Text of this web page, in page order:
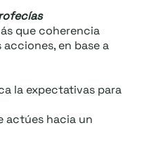
que coherencia
en base a
la expectativas para
actúes hacia un